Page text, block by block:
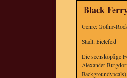
Black
Genre: Gothic-
Stadt: Bielefeld
Die sechsköpfige
Alexander